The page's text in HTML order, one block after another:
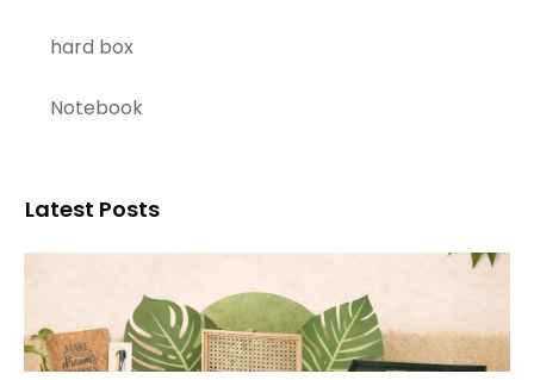
hard box
Notebook
Latest Posts